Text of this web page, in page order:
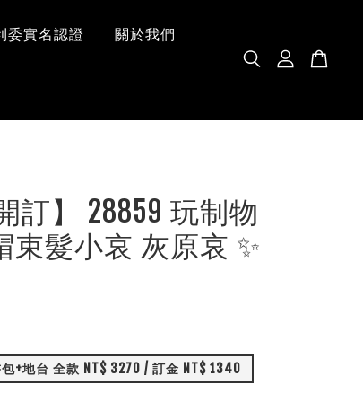
委實名認證 關於我們
訂】 28859 玩制物
束髮小哀 灰原哀 ✨
配置詳情： 人物+書包+地台 全款 NT$ 3270 / 訂金 NT$ 1340